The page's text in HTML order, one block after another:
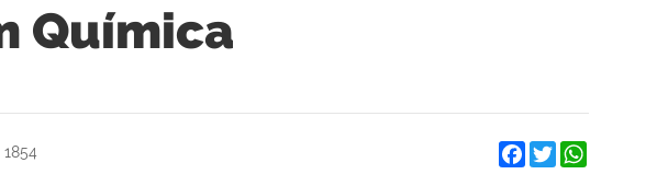
Química
1854 Facebook
Twitter